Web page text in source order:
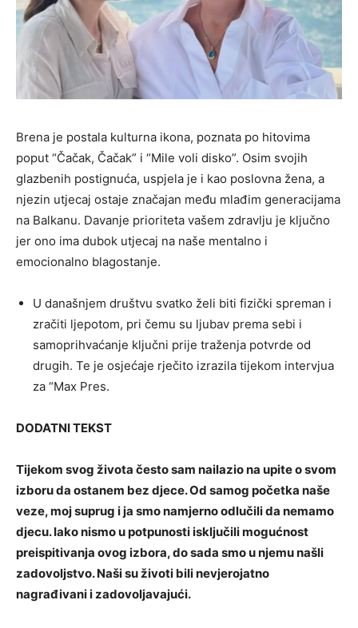
Brena je postala kulturna ikona, poznata po hitovima
poput “Čačak, Čačak” i “Mile voli disko”. Osim svojih
glazbenih postignuća, uspjela je i kao poslovna žena, a
njezin utjecaj ostaje značajan među mlađim generacijama
na Balkanu. Davanje prioriteta vašem zdravlju je ključno
jer ono ima dubok utjecaj na naše mentalno i
emocionalno blagostanje.
U današnjem društvu svatko želi biti fizički spreman i
zračiti ljepotom, pri čemu su ljubav prema sebi i
samoprihvaćanje ključni prije traženja potvrde od
drugih. Te je osjećaje rječito izrazila tijekom intervjua
za “Max Pres.
DODATNI TEKST
Tijekom svog života često sam nailazio na upite o svom
izboru da ostanem bez djece. Od samog početka naše
veze, moj suprug i ja smo namjerno odlučili da nemamo
djecu. Iako nismo u potpunosti isključili mogućnost
preispitivanja ovog izbora, do sada smo u njemu našli
zadovoljstvo. Naši su životi bili nevjerojatno
nagrađivani i zadovoljavajući.